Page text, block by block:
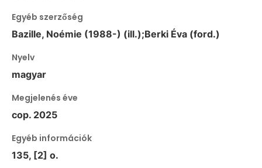
Egyéb szerzőség
Bazille, Noémie (1988-) (ill.);Berki Éva (ford.)
Nyelv
magyar
Megjelenés éve
cop. 2025
Egyéb információk
135, [2] o.